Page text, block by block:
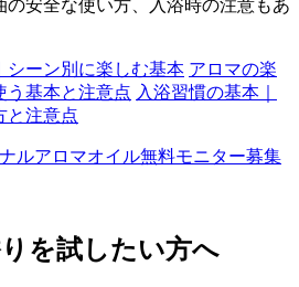
安全な使い方、入浴時の注意もあ
シーン別に楽しむ基本 アロマの楽
う基本と注意点 入浴習慣の基本｜
と注意点
を試したい方へ